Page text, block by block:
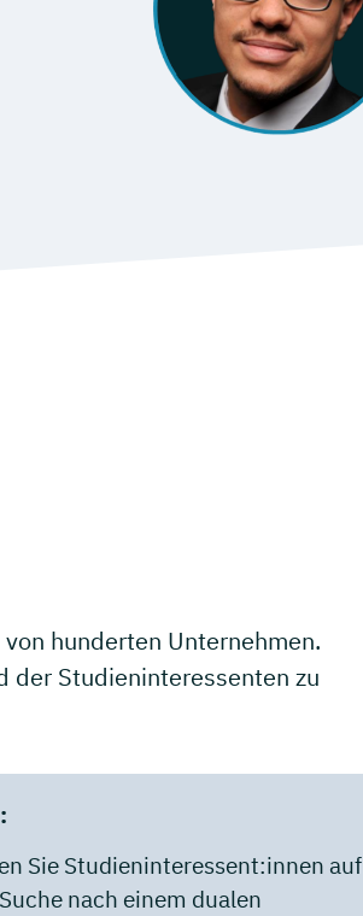
hunderten Unternehmen.
der Studieninteressenten zu
Sie Studieninteressent:innen auf
nach einem dualen